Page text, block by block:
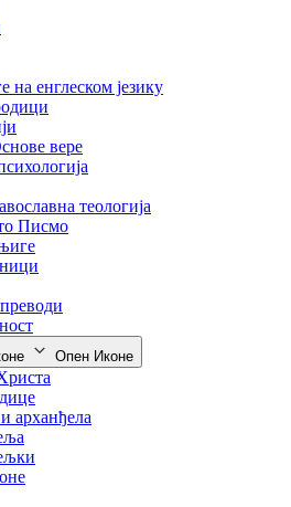
на енглеском језику
вере
теологија
Писмо
Опен Иконе
арханђела